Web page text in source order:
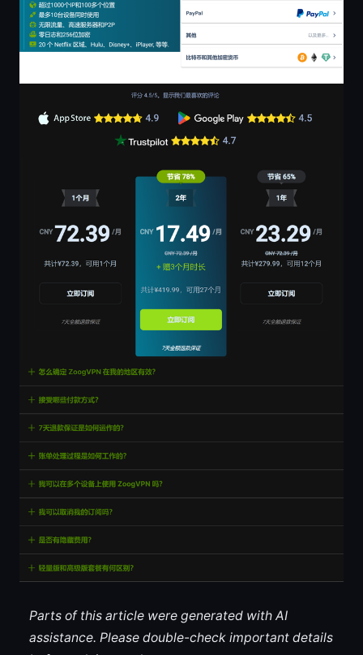
Parts of this article were generated with AI
assistance. Please double-check important details